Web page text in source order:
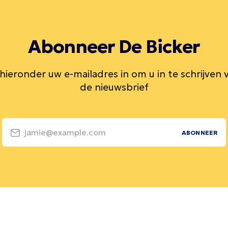
Abonneer De Bicker
uw e-mailadres in om u in te schrijven
de nieuwsbrief
jamie@example.com ABONNEER